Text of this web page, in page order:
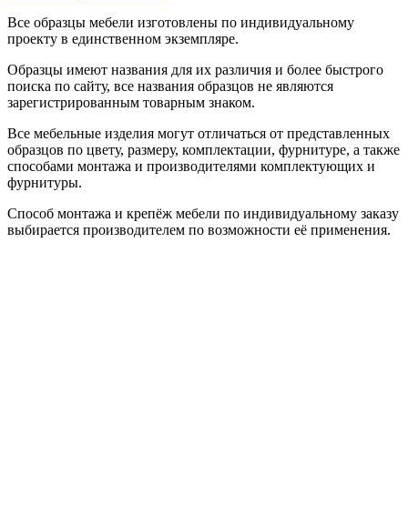
Все образцы мебели изготовлены по индивидуальному
проекту в единственном экземпляре.
Образцы имеют названия для их различия и более быстрого
поиска по сайту, все названия образцов не являются
зарегистрированным товарным знаком.
Все мебельные изделия могут отличаться от представленных
образцов по цвету, размеру, комплектации, фурнитуре, а также
способами монтажа и производителями комплектующих и
фурнитуры.
Способ монтажа и крепёж мебели по индивидуальному заказу
выбирается производителем по возможности её применения.